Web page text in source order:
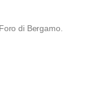
di Bergamo.